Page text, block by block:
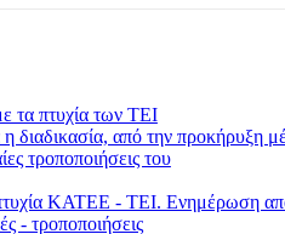
τα πτυχία των ΤΕΙ
από την προκήρυξη
τροποποιήσεις του
πτυχία ΚΑΤΕΕ - ΤΕΙ.
- τροποποιήσεις